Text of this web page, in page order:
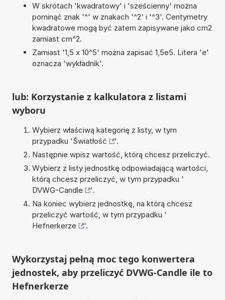
W skrótach 'kwadratowy' i 'sześcienny' można
pominąć znak '^' w znakach '^2' i '^3'. Centymetry
kwadratowe mogą być zatem zapisywane jako cm2
zamiast cm^2.
Zamiast '1,5 x 10^5' można zapisać 1,5e5. Litera 'e'
oznacza 'wykładnik'.
lub: Korzystanie z kalkulatora z listami
wyboru
Wybierz właściwą kategorię z listy, w tym
przypadku 'Światłość
'.
Następnie wpisz wartość, którą chcesz przeliczyć.
Wybierz z listy jednostkę odpowiadającą wartości,
którą chcesz przeliczyć, w tym przypadku '
DVWG-Candle
'.
Na koniec wybierz jednostkę, na którą chcesz
przeliczyć wartość, w tym przypadku '
Hefnerkerze
'.
Wykorzystaj pełną moc tego konwertera
jednostek, aby przeliczyć DVWG-Candle ile to
Hefnerkerze